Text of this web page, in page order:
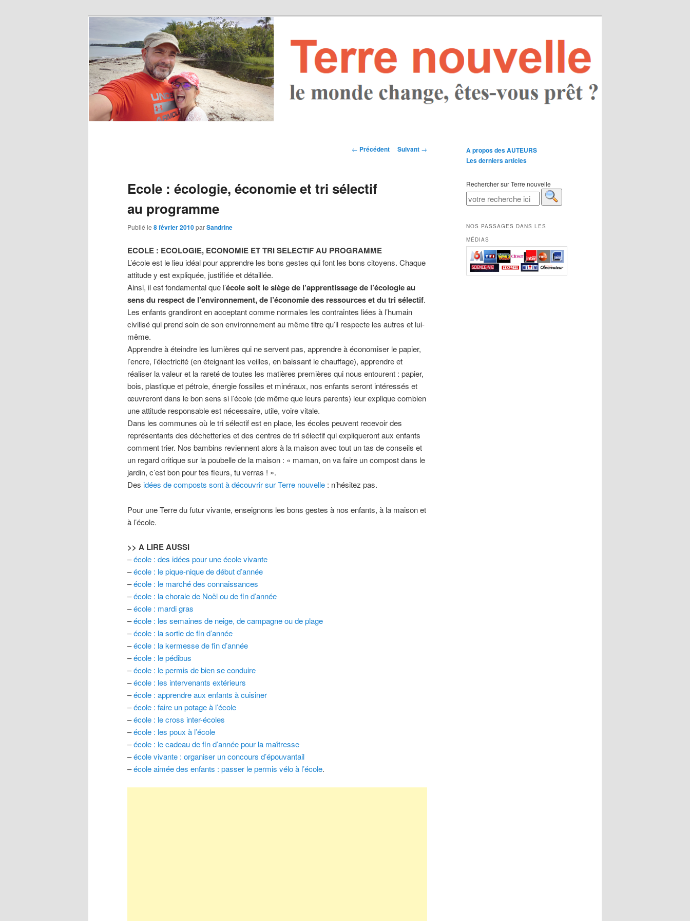
Navigation des
← Précédent Suivant →
Ecole : écologie, économie et tri sélectif
au programme
Publié le 8 février 2010parSandrine
ECOLE : ECOLOGIE, ECONOMIE ET TRI SELECTIF AU PROGRAMME
L’école est le lieu idéal pour apprendre les bons gestes qui font les bons citoyens. Chaque
attitude y est expliquée, justifiée et détaillée.
Ainsi, il est fondamental que l’école soit le siège de l’apprentissage de l’écologie au
sens du respect de l’environnement, de l’économie des ressources et du tri sélectif.
Les enfants grandiront en acceptant comme normales les contraintes liées à l’humain
civilisé qui prend soin de son environnement au même titre qu’il respecte les autres et lui-
même.
Apprendre à éteindre les lumières qui ne servent pas, apprendre à économiser le papier,
l’encre, l’électricité (en éteignant les veilles, en baissant le chauffage), apprendre et
réaliser la valeur et la rareté de toutes les matières premières qui nous entourent : papier,
bois, plastique et pétrole, énergie fossiles et minéraux, nos enfants seront intéressés et
œuvreront dans le bon sens si l’école (de même que leurs parents) leur explique combien
une attitude responsable est nécessaire, utile, voire vitale.
Dans les communes où le tri sélectif est en place, les écoles peuvent recevoir des
représentants des déchetteries et des centres de tri sélectif qui expliqueront aux enfants
comment trier. Nos bambins reviennent alors à la maison avec tout un tas de conseils et
un regard critique sur la poubelle de la maison : « maman, on va faire un compost dans le
jardin, c’est bon pour tes fleurs, tu verras ! ».
Des idées de composts sont à découvrir sur Terre nouvelle : n’hésitez pas.
Pour une Terre du futur vivante, enseignons les bons gestes à nos enfants, à la maison et
à l’école.
>> A LIRE AUSSI
–école : des idées pour une école vivante
–école : le pique-nique de début d’année
–école : le marché des connaissances
–école : la chorale de Noël ou de fin d’année
–école : mardi gras
–école : les semaines de neige, de campagne ou de plage
–école : la sortie de fin d’année
–école : la kermesse de fin d’année
–école : le pédibus
–école : le permis de bien se conduire
–école : les intervenants extérieurs
–école : apprendre aux enfants à cuisiner
–école : faire un potage à l’école
–école : le cross inter-écoles
–école : les poux à l’école
–école : le cadeau de fin d’année pour la maîtresse
–école vivante : organiser un concours d’épouvantail
–école aimée des enfants : passer le permis vélo à l’école.
A propos des AUTEURS
Les derniers articles
Rechercher sur Terre nouvelle
NOS PASSAGES DANS LES
MÉDIAS